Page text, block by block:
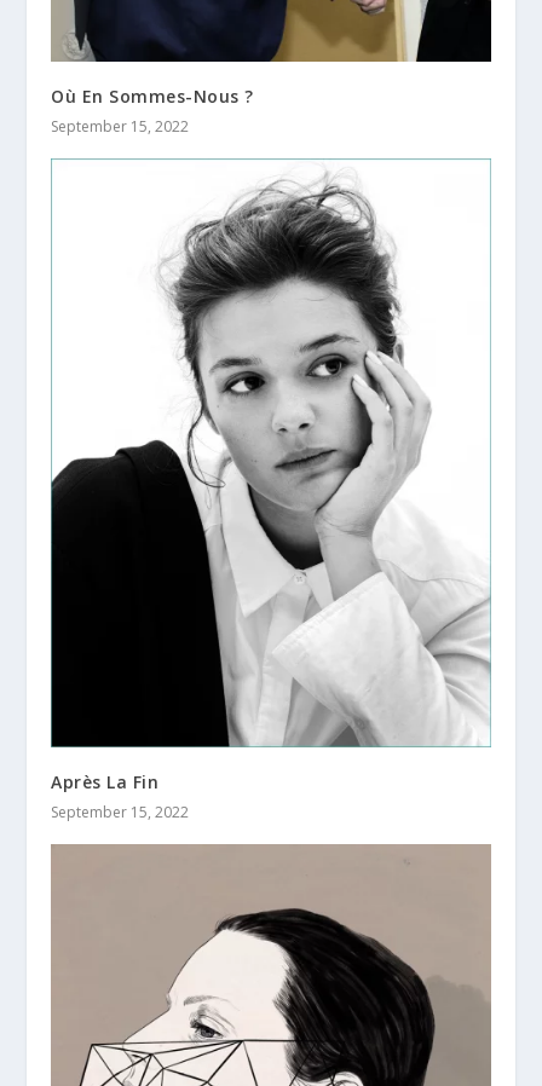
Où En Sommes-Nous ?
September 15, 2022
Après La Fin
September 15, 2022